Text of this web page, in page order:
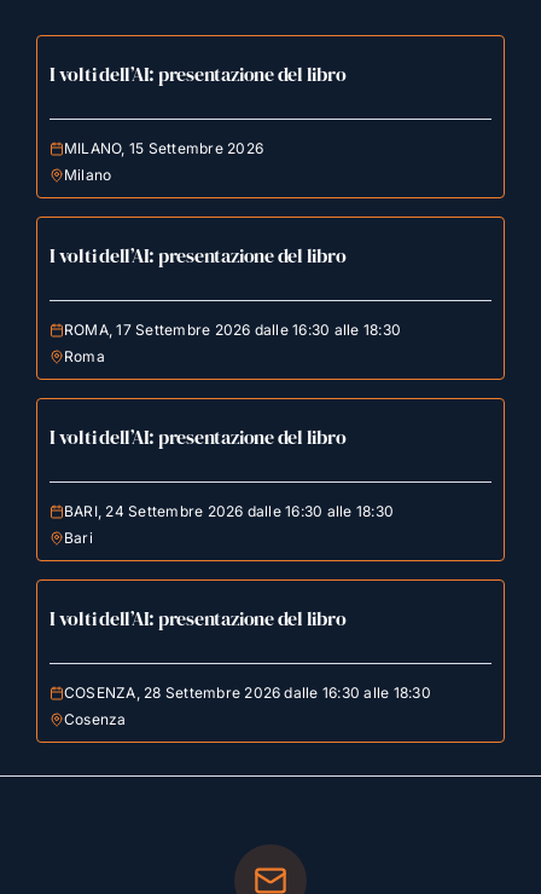
I volti dell’AI: presentazione del libro
MILANO, 15 Settembre 2026
Milano
I volti dell’AI: presentazione del libro
ROMA, 17 Settembre 2026 dalle 16:30 alle 18:30
Roma
I volti dell’AI: presentazione del libro
BARI, 24 Settembre 2026 dalle 16:30 alle 18:30
Bari
I volti dell’AI: presentazione del libro
COSENZA, 28 Settembre 2026 dalle 16:30 alle 18:30
Cosenza